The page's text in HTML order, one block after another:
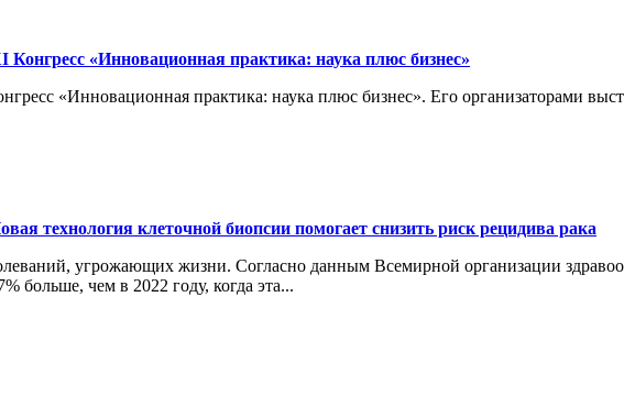
Конгресс «Инновационная практика: наука плюс бизнес»
«Инновационная практика: наука плюс бизнес». Его организаторами
технология клеточной биопсии помогает снизить риск рецидива рака
угрожающих жизни. Согласно данным Всемирной организации
больше, чем в 2022 году, когда эта...